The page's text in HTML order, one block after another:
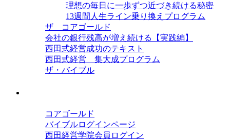
理想の毎日に一歩ずつ近づき続ける秘密
13週間人生ライン乗り換えプログラム
ザ コアゴールド
会社の銀行残高が増え続ける【実践編】
西田式経営成功のテキスト
西田式経営 集大成プログラム
ザ・バイブル
コアゴールド
バイブルログインページ
西田経営学院会員ログイン